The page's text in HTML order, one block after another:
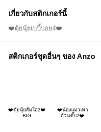
เกี่ยวกับสติกเกอร์นี้
❤️ตุ้ยนุ้ยเบบี้บอย4❤️
สติกเกอร์ชุดอื่นๆ ของ Anzo
❤️ตุ้ยนุ้ยส้มโอ3❤️
BIG
❤️น้องแมวเทา
อ้วนตั๊บ2❤️